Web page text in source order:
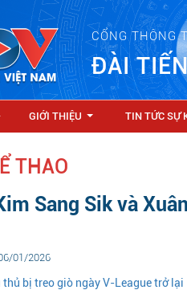
CỔNG THÔNG
ĐÀI
GIỚI THIỆU TIN TỨC SỰ
THAO
Sang Sik và
01/2026
thủ bị treo giò ngày V-League trở lại